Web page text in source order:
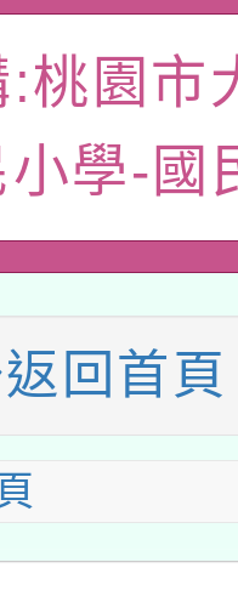
師名單
教學軟體
會函釋公
利署委託
辦理「
位及節水達
日(星期六
祈福系列
」
景藝術
度第2次
告(無人
行動站研
年度閱讀
業研習
工智慧
桃園市
學-國
返回首頁